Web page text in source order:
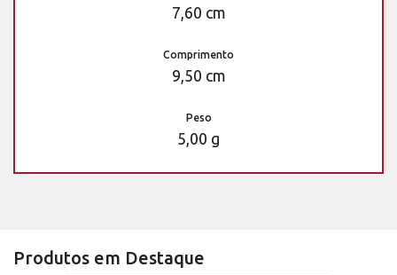
7,60 cm
Comprimento
9,50 cm
Peso
5,00 g
Produtos em Destaque